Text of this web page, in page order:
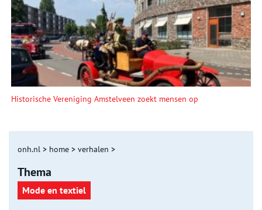
Historische Vereniging Amstelveen zoekt mensen op
onh.nl > home > verhalen >
Thema
Mode en textiel